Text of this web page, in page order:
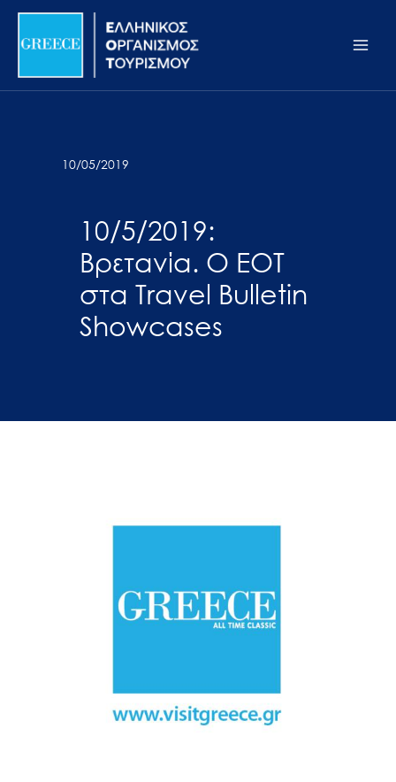
Σημείωση:
ιστότοπος
προσβασιμότητας.
Μετάβαση
περιεχόμενο
10/05/2019
10/5/2019:
Βρετανία. Ο ΕΟΤ
στα Travel Bulletin
Showcases